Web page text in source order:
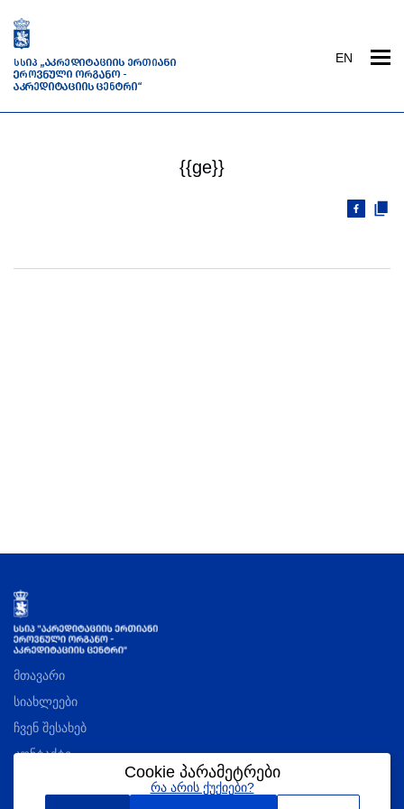
EN
{{ge}}
მთავარი
სიახლეები
ჩვენ შესახებ
კონტაქტი
Cookie პარამეტრები
რა არის ქუქიები?